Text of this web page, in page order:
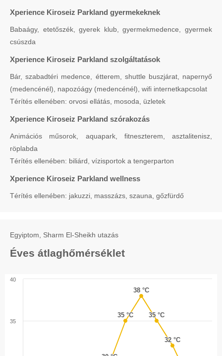
Xperience Kiroseiz Parkland gyermekeknek
Babaágy, etetőszék, gyerek klub, gyermekmedence, gyermek
csúszda
Xperience Kiroseiz Parkland szolgáltatások
Bár, szabadtéri medence, étterem, shuttle buszjárat, napernyő
(medencénél), napozóágy (medencénél), wifi internetkapcsolat
Térítés ellenében: orvosi ellátás, mosoda, üzletek
Xperience Kiroseiz Parkland szórakozás
Animációs műsorok, aquapark, fitneszterem, asztalitenisz,
röplabda
Térítés ellenében: biliárd, vízisportok a tengerparton
Xperience Kiroseiz Parkland wellness
Térítés ellenében: jakuzzi, masszázs, szauna, gőzfürdő
Egyiptom, Sharm El-Sheikh utazás
Éves átlaghőmérséklet
35 °C
35 °C
38 °C
38 °C
35 °C
35 °C
32 °C
32 °C
35
40